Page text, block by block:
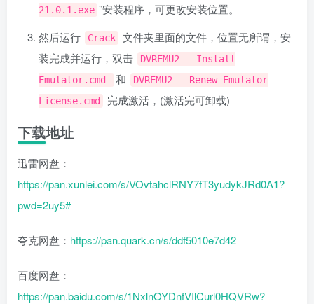
21.0.1.exe ”安装程序，可更改安装位置。
然后运行
Crack
文件夹里面的文件，位置无所谓，安
装完成并运行，双击
DVREMU2 - Install
Emulator.cmd
和
DVREMU2 - Renew Emulator
License.cmd
完成激活，(激活完可卸载)
下载地址
迅雷网盘：
https://pan.xunlei.com/s/VOvtahclRNY7fT3yudykJRd0A1?
pwd=2uy5#
夸克网盘： https://pan.quark.cn/s/ddf5010e7d42
百度网盘：
https://pan.baidu.com/s/1NxlnOYDnfVIlCurl0HQVRw?